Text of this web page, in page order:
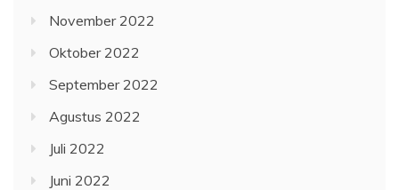
November 2022
Oktober 2022
September 2022
Agustus 2022
Juli 2022
Juni 2022